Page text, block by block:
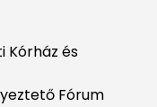
Kórház és
Fórum